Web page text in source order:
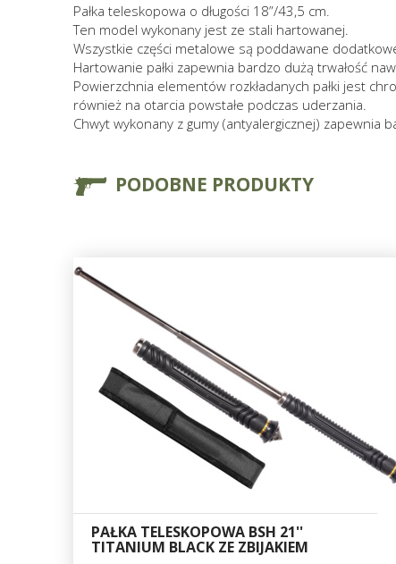
Pałka teleskopowa o długości 18”/43,5 cm.
Ten model wykonany jest ze stali hartowanej.
Wszystkie części metalowe są poddawane
Hartowanie pałki zapewnia bardzo dużą trwałość
Powierzchnia elementów rozkładanych pałki jest
również na otarcia powstałe podczas uderzania.
Chwyt wykonany z gumy (antyalergicznej) zapewnia
PODOBNE PRODUKTY
PAŁKA TELESKOPOWA BSH 21''
TITANIUM BLACK ZE ZBIJAKIEM